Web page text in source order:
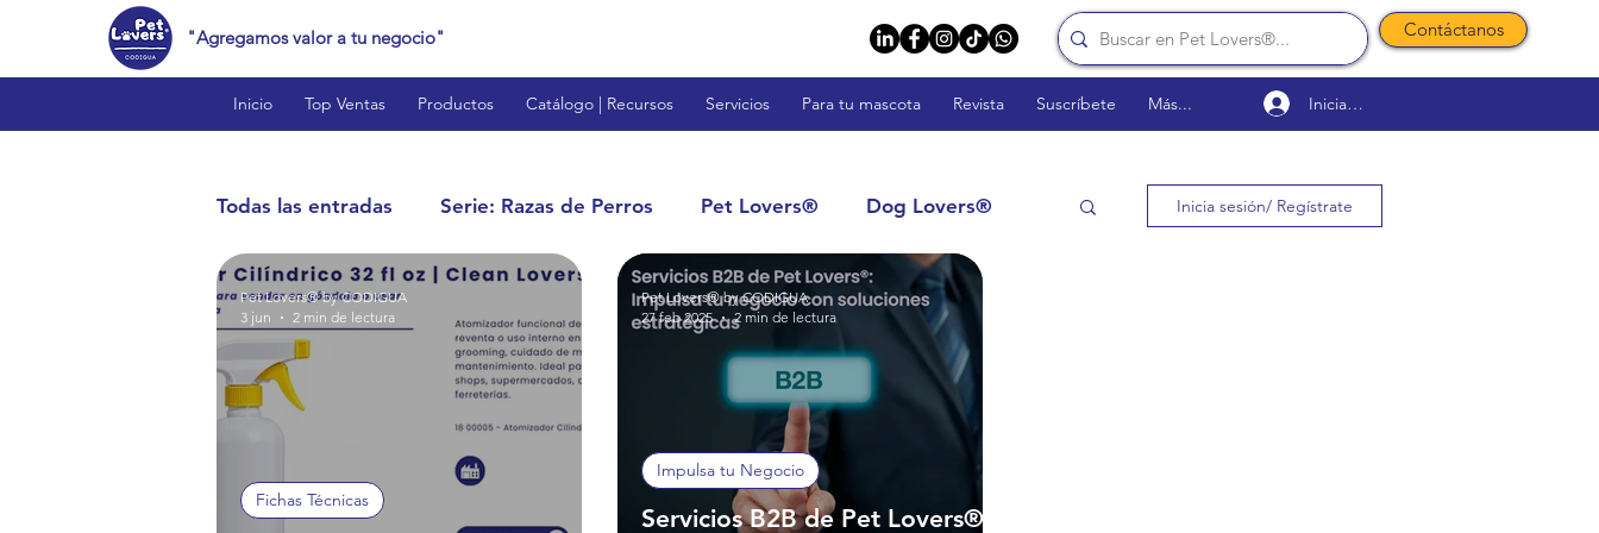
"Agregamos valor a tu negocio" Contáctanos
Inicio Top Ventas Productos Catálogo | Recursos Servicios Para tu mascota Revista Suscríbete Más... Iniciar sesión
Todas las entradas Serie: Razas de Perros Pet Lovers® Dog Lovers®
Cat Lovers™ Fish Lovers™ Rodent Lovers™
Reptile Lovers™ Productos: Calidad y Confianza Impulsa tu Negocio
Estilo de Vida y Curiosidades Veterinarios y Profesionales
Inicia sesión/ Regístrate
Fichas Técnicas
Pet Lovers® by CODIGUA
3 jun
2 min de lectura
Servicios B2B de Pet Lovers®:
Impulsa tu Negocio
Pet Lovers® by CODIGUA
27 feb 2025
2 min de lectura